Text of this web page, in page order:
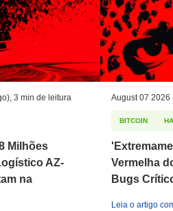
, 3 min de leitura
Milhões
AZ-
na
August 07 2026
BITCOIN
Vermelha
Bugs
Leia o artigo